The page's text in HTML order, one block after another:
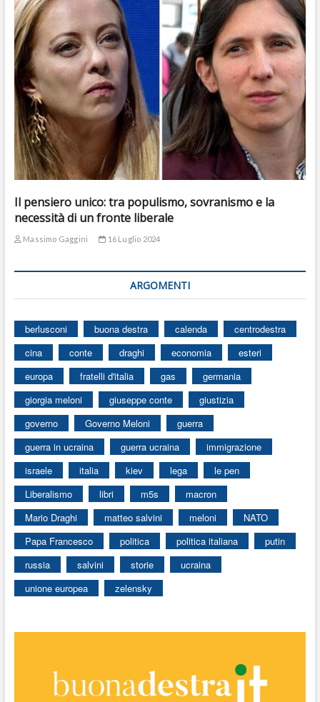
Il pensiero unico: tra populismo, sovranismo e la
necessità di un fronte liberale
Massimo Gaggini 16 Luglio 2024
ARGOMENTI
berlusconi buona destra calenda
centrodestra
cina
conte draghi economia
esteri
europa
fratelli d'italia gas
germania
giorgia meloni
giuseppe conte
giustizia
governo
Governo Meloni
guerra
guerra in ucraina
guerra ucraina
immigrazione
israele
italia kiev lega
le pen
Liberalismo
libri m5s
macron
Mario Draghi
matteo salvini meloni
NATO
Papa Francesco
politica politica italiana
putin
russia
salvini storie
ucraina
unione europea
zelensky